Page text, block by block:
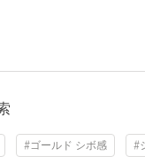
。
います。あらかじめ
えそうです。pcカ
#ゴールド シボ感 #